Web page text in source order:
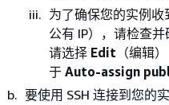
为了确保您的实例收
公有 IP），请检查
请选择 Edit （编辑
于 Auto-assign
要使用 SSH 连接到您的